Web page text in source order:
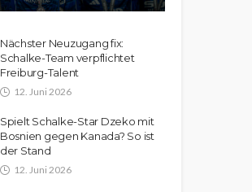
Nächster Neuzugang fix:
Schalke-Team verpflichtet
Freiburg-Talent
12. Juni 2026
Spielt Schalke-Star Dzeko mit
Bosnien gegen Kanada? So ist
der Stand
12. Juni 2026